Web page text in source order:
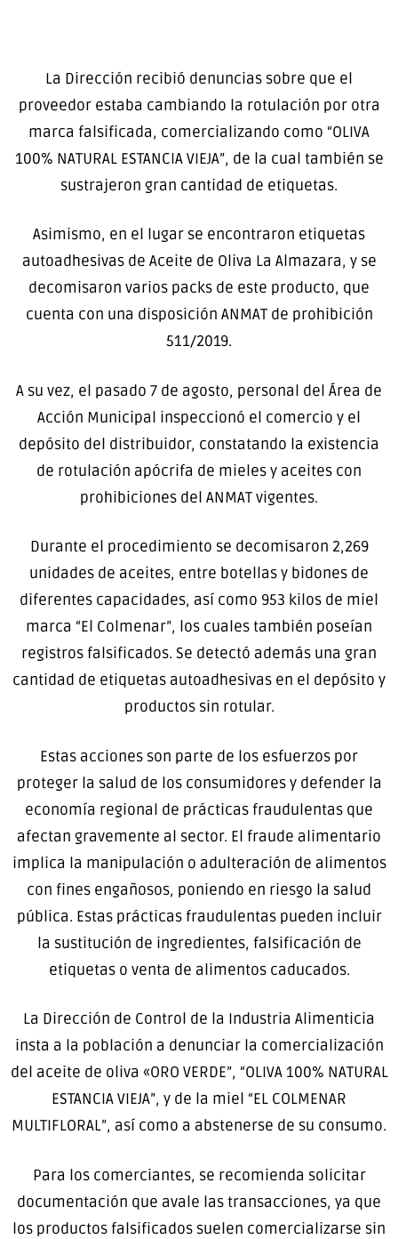
La Dirección recibió denuncias sobre que el
proveedor estaba cambiando la rotulación por otra
marca falsificada, comercializando como “OLIVA
100% NATURAL ESTANCIA VIEJA”, de la cual también se
sustrajeron gran cantidad de etiquetas.
Asimismo, en el lugar se encontraron etiquetas
autoadhesivas de Aceite de Oliva La Almazara, y se
decomisaron varios packs de este producto, que
cuenta con una disposición ANMAT de prohibición
511/2019.
A su vez, el pasado 7 de agosto, personal del Área de
Acción Municipal inspeccionó el comercio y el
depósito del distribuidor, constatando la existencia
de rotulación apócrifa de mieles y aceites con
prohibiciones del ANMAT vigentes.
Durante el procedimiento se decomisaron 2,269
unidades de aceites, entre botellas y bidones de
diferentes capacidades, así como 953 kilos de miel
marca “El Colmenar”, los cuales también poseían
registros falsificados. Se detectó además una gran
cantidad de etiquetas autoadhesivas en el depósito y
productos sin rotular.
Estas acciones son parte de los esfuerzos por
proteger la salud de los consumidores y defender la
economía regional de prácticas fraudulentas que
afectan gravemente al sector. El fraude alimentario
implica la manipulación o adulteración de alimentos
con fines engañosos, poniendo en riesgo la salud
pública. Estas prácticas fraudulentas pueden incluir
la sustitución de ingredientes, falsificación de
etiquetas o venta de alimentos caducados.
La Dirección de Control de la Industria Alimenticia
insta a la población a denunciar la comercialización
del aceite de oliva «ORO VERDE”, “OLIVA 100% NATURAL
ESTANCIA VIEJA”, y de la miel “EL COLMENAR
MULTIFLORAL”, así como a abstenerse de su consumo.
Para los comerciantes, se recomienda solicitar
documentación que avale las transacciones, ya que
los productos falsificados suelen comercializarse sin